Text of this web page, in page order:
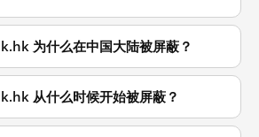
为什么在中国大陆被屏蔽？
从什么时候开始被屏蔽？